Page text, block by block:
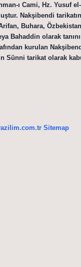
ı Cami, Hz. Yusuf
Nakşibendi
Bahaddin olarak
kurulan
Sünni tarikat olarak
Sitemap